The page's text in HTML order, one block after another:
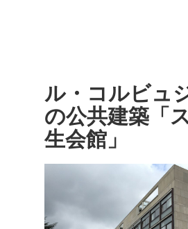
ル・コルビュ
の公共建築「
生会館」